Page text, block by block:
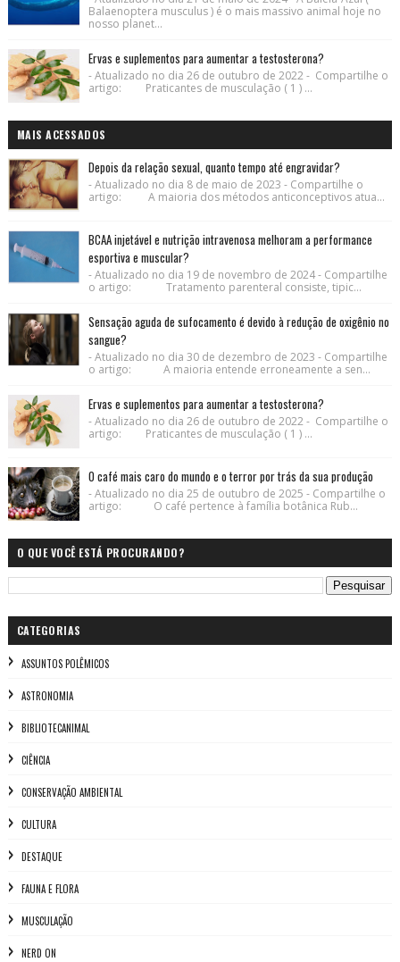
Balaenoptera musculus ) é o mais massivo animal hoje no
nosso planet...
Ervas e suplementos para aumentar a testosterona?
- Atualizado no dia 26 de outubro de 2022 - Compartilhe o
artigo: Praticantes de musculação ( 1 ) ...
MAIS ACESSADOS
Depois da relação sexual, quanto tempo até engravidar?
- Atualizado no dia 8 de maio de 2023 - Compartilhe o
artigo: A maioria dos métodos anticonceptivos atua...
BCAA injetável e nutrição intravenosa melhoram a performance
esportiva e muscular?
- Atualizado no dia 19 de novembro de 2024 - Compartilhe
o artigo: Tratamento parenteral consiste, tipic...
Sensação aguda de sufocamento é devido à redução de oxigênio no
sangue?
- Atualizado no dia 30 de dezembro de 2023 - Compartilhe
o artigo: A maioria entende erroneamente a sen...
Ervas e suplementos para aumentar a testosterona?
- Atualizado no dia 26 de outubro de 2022 - Compartilhe o
artigo: Praticantes de musculação ( 1 ) ...
O café mais caro do mundo e o terror por trás da sua produção
- Atualizado no dia 25 de outubro de 2025 - Compartilhe o
artigo: O café pertence à família botânica Rub...
O QUE VOCÊ ESTÁ PROCURANDO?
CATEGORIAS
ASSUNTOS POLÊMICOS
ASTRONOMIA
BIBLIOTECANIMAL
CIÊNCIA
CONSERVAÇÃO AMBIENTAL
CULTURA
DESTAQUE
FAUNA E FLORA
MUSCULAÇÃO
NERD ON